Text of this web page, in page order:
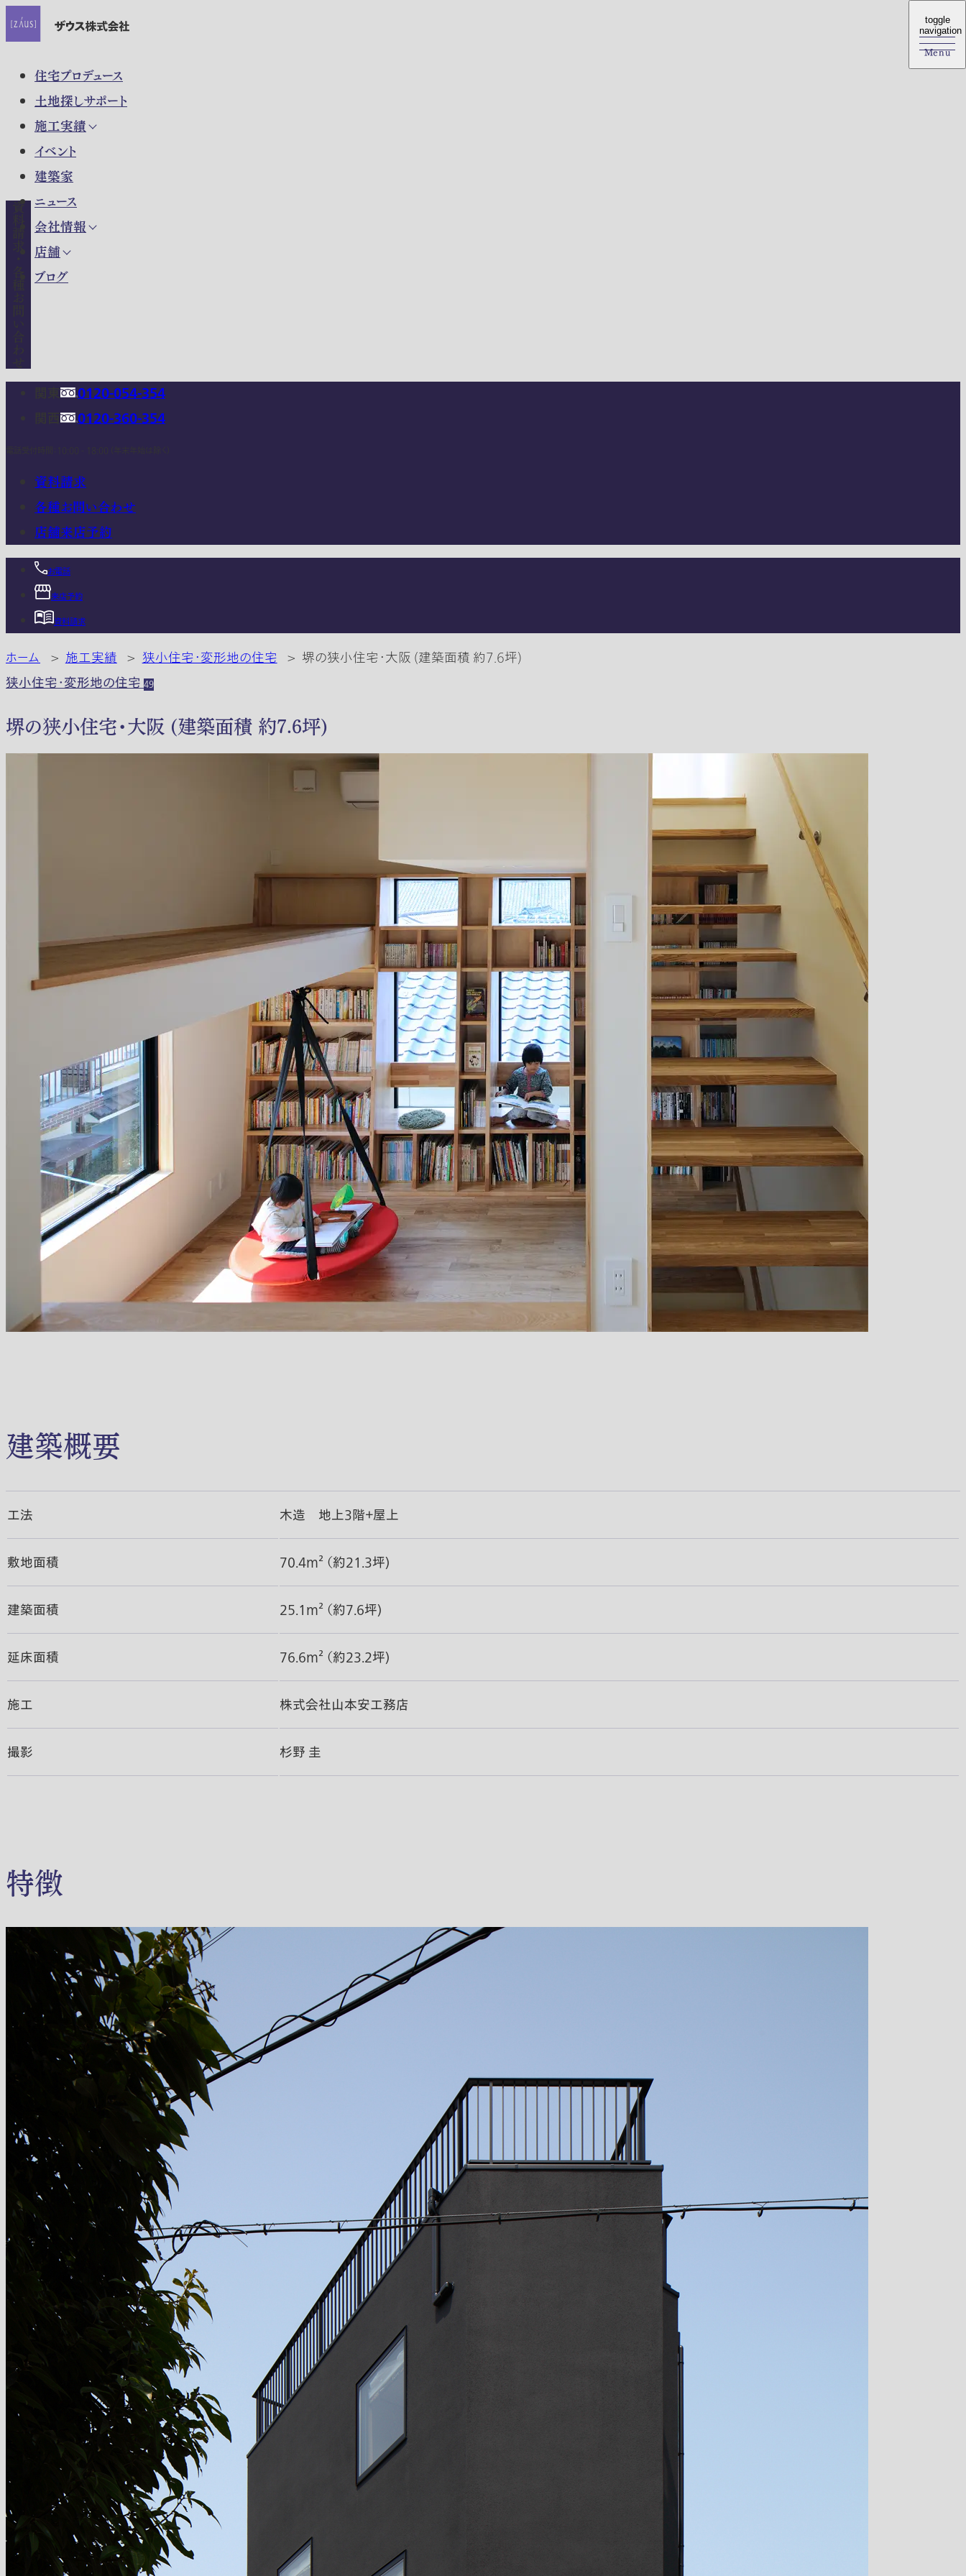
住宅プロデュース
土地探しサポート
施工実績
イベント
建築家
ニュース
会社情報
店舗
ブログ
toggle
navigation
Menu
toggle
navigation
Menu
0120-054-354
0120-360-354
資料請求
各種お問い合わせ
店舗来店予約
お電話
来店予約
資料請求
ホーム > 施工実績 > 狭小住宅・変形地の住宅 > 堺の狭小住宅・大阪 (建築面積 約7.6坪)
狭小住宅・変形地の住宅49
堺の狭小住宅・大阪 (建築面積 約7.6坪)
建築概要
工法 木造 地上3階＋屋上
敷地面積 70.4m² （約21.3坪)
建築面積 25.1m² （約7.6坪)
延床面積 76.6m² （約23.2坪)
施工 株式会社山本安工務店
撮影 杉野 圭
特徴